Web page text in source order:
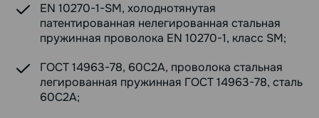
EN 10270-1-SM, холоднотянутая
патентированная нелегированная стальная
пружинная проволока EN 10270-1, класс SM;
ГОСТ 14963-78, 60С2А, проволока стальная
легированная пружинная ГОСТ 14963-78, сталь
60С2А;